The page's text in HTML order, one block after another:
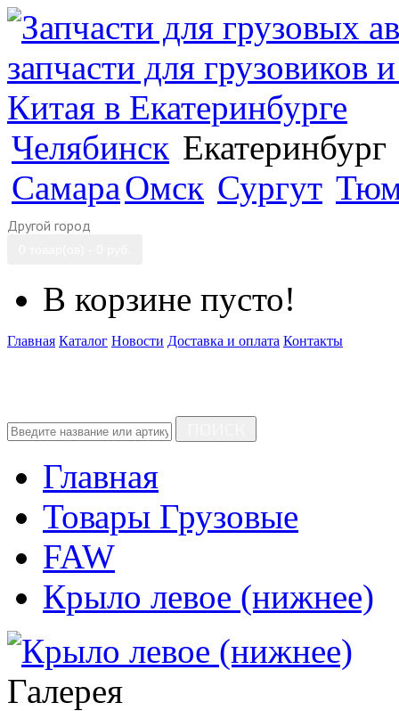
Челябинск Екатеринбург
СамараОмск Сургут
Другой город
В корзине пусто!
Главная Каталог Новости Доставка и оплата Контакты
Главная
Товары Грузовые
FAW
Крыло левое (нижнее)
Галерея